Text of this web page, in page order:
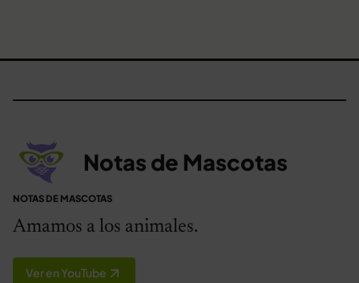
Notas de Mascotas
NOTAS DE MASCOTAS
Amamos a los animales.
Ver en YouTube